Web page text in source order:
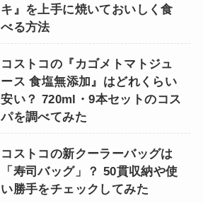
キ』を上手に焼いておいしく食
べる方法
コストコの『カゴメトマトジュ
ース 食塩無添加』はどれくらい
安い？ 720ml・9本セットのコス
パを調べてみた
コストコの新クーラーバッグは
「寿司バッグ」？ 50貫収納や使
い勝手をチェックしてみた